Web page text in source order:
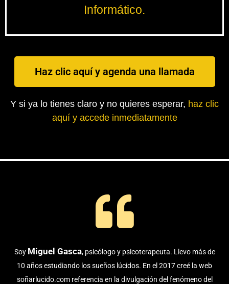
Informático.
Haz clic aquí y agenda una llamada
Y si ya lo tienes claro y no quieres esperar, haz clic
aquí y accede inmediatamente
Soy Miguel Gasca, psicólogo y psicoterapeuta. Llevo más de
10 años estudiando los sueños lúcidos. En el 2017 creé la web
soñarlucido.com referencia en la divulgación del fenómeno del